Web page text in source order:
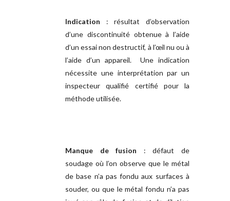
Indication : résultat d’observation
d’une discontinuité obtenue à l’aide
d’un essai non destructif, à l’œil nu ou à
l’aide d’un appareil. Une indication
nécessite une interprétation par un
inspecteur qualifié certifié pour la
méthode utilisée.
Manque de fusion : défaut de
soudage où l’on observe que le métal
de base n’a pas fondu aux surfaces à
souder, ou que le métal fondu n’a pas